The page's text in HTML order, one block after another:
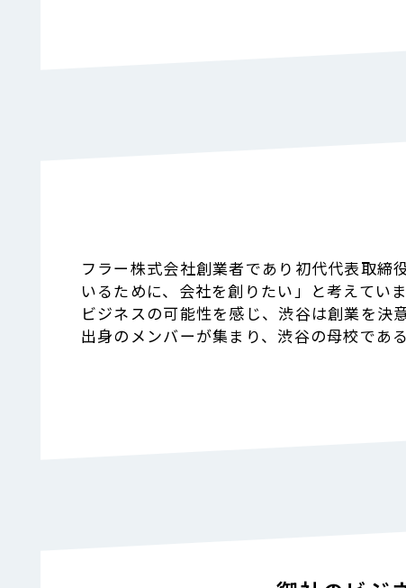
フラー株式会社創業者であり初代代表取締
いるために、会社を創りたい」と考えてい
ビジネスの可能性を感じ、渋谷は創業を決
出身のメンバーが集まり、渋谷の母校であ